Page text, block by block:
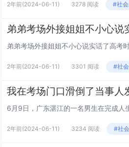
2年前(2024-06-11) 3278 阅读 #社
弟弟考场外接姐姐不小心说
2年前(2024-06-11) 3301 阅读 #社
我在考场门口滑倒了当事人
2年前(2024-06-11) 3234 阅读 #社